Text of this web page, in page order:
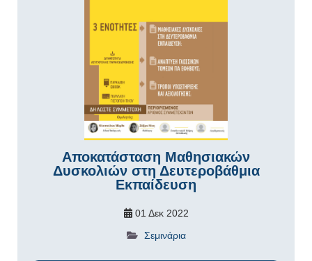
Αποκατάσταση Μαθησιακών
Δυσκολιών στη Δευτεροβάθμια
Εκπαίδευση
01 Δεκ 2022
Σεμινάρια